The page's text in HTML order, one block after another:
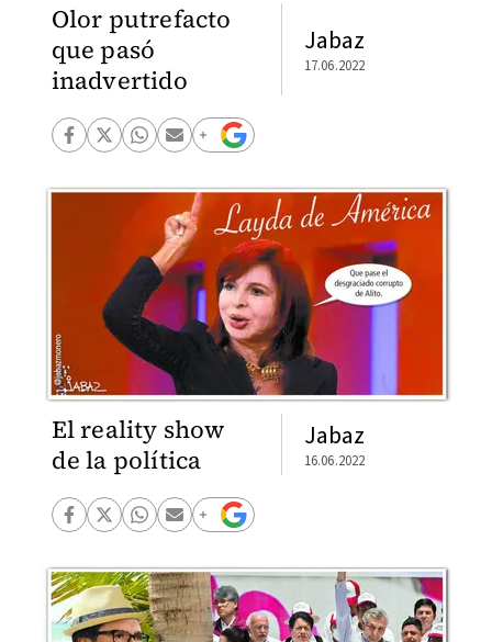
Olor putrefacto
que pasó
inadvertido
Jabaz
17.06.2022
El reality show
de la política
Jabaz
16.06.2022